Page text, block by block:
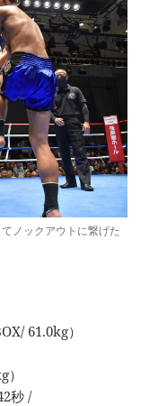
ノックアウトに繋げた
61.0kg）
秒 /